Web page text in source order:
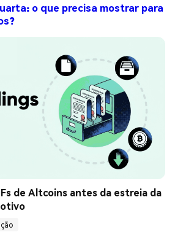
o que precisa mostrar para
de Altcoins antes da estreia da